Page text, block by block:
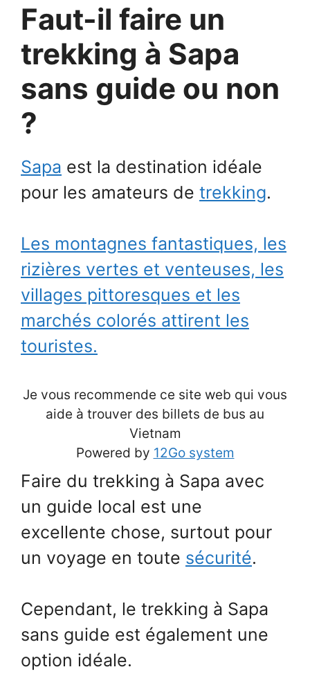
Faut-il faire un
trekking à Sapa
sans guide ou non
?
Sapa est la destination idéale
pour les amateurs de trekking.
Les montagnes fantastiques, les
rizières vertes et venteuses, les
villages pittoresques et les
marchés colorés attirent les
touristes.
Je vous recommende ce site web qui vous
aide à trouver des billets de bus au
Vietnam
Powered by 12Go system
Faire du trekking à Sapa avec
un guide local est une
excellente chose, surtout pour
un voyage en toute sécurité.
Cependant, le trekking à Sapa
sans guide est également une
option idéale.